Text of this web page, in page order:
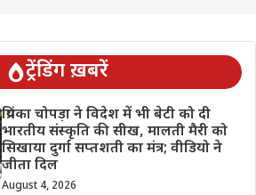
ट्रेंडिंग ख़बरें
प्रियंका चोपड़ा ने विदेश में भी बेटी को दी
भारतीय संस्कृति की सीख, मालती मैरी को
सिखाया दुर्गा सप्तशती का मंत्र; वीडियो ने
जीता दिल
August 4, 2026